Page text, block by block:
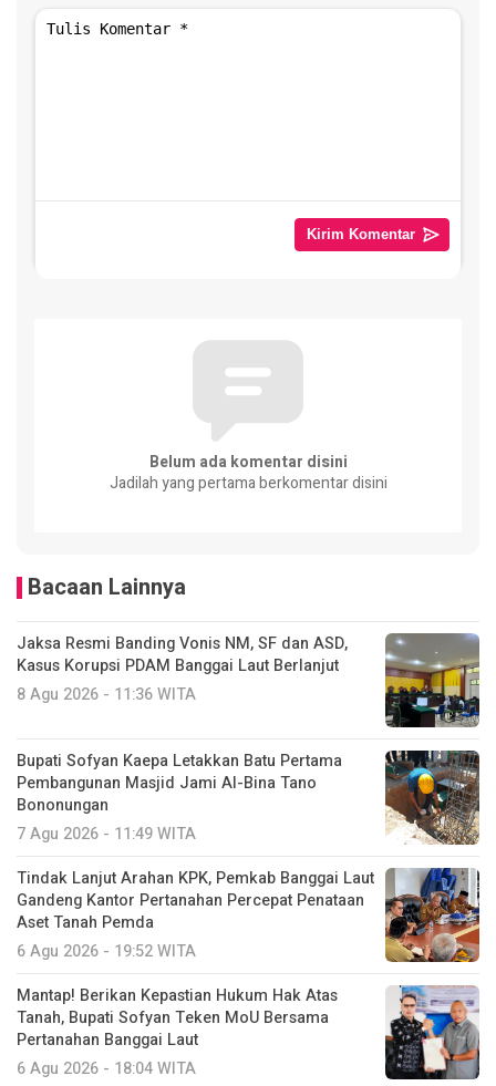
Belum ada komentar disini
Jadilah yang pertama berkomentar disini
Bacaan Lainnya
Jaksa Resmi Banding Vonis NM, SF dan ASD,
Kasus Korupsi PDAM Banggai Laut Berlanjut
8 Agu 2026 - 11:36 WITA
Bupati Sofyan Kaepa Letakkan Batu Pertama
Pembangunan Masjid Jami Al-Bina Tano
Bononungan
7 Agu 2026 - 11:49 WITA
Tindak Lanjut Arahan KPK, Pemkab Banggai Laut
Gandeng Kantor Pertanahan Percepat Penataan
Aset Tanah Pemda
6 Agu 2026 - 19:52 WITA
Mantap! Berikan Kepastian Hukum Hak Atas
Tanah, Bupati Sofyan Teken MoU Bersama
Pertanahan Banggai Laut
6 Agu 2026 - 18:04 WITA